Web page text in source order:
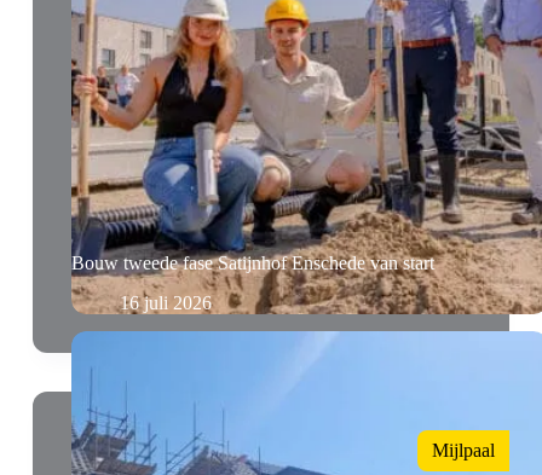
Bouw tweede fase Satijnhof Enschede van start
16 juli 2026
Mijlpaal